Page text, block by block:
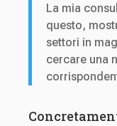
La mia
questo,
settori in
cercare una